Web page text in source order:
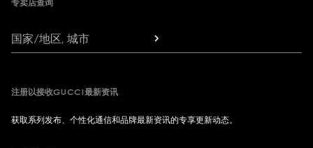
专卖店查询
国家/地区, 城市
注册以接收GUCCI最新资讯
获取系列发布、个性化通信和品牌最新资讯的专享更新动态。